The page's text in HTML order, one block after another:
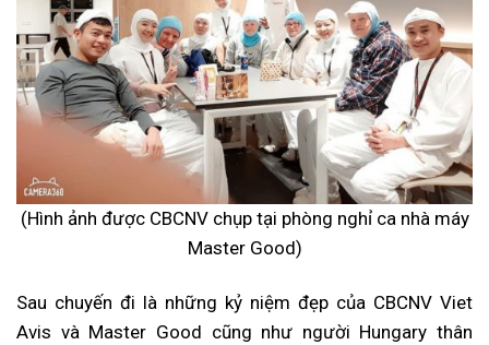
(Hình ảnh được CBCNV chụp tại phòng nghỉ ca nhà máy
Master Good)
Sau chuyến đi là những kỷ niệm đẹp của CBCNV Viet
Avis và Master Good cũng như người Hungary thân